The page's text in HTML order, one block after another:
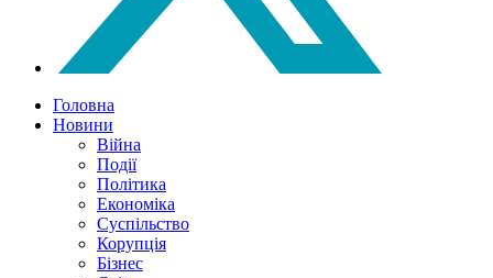
Головна
Новини
Війна
Події
Політика
Економіка
Суспільство
Корупція
Бізнес